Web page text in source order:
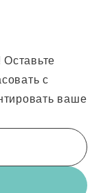
Оставьте
с
ваше